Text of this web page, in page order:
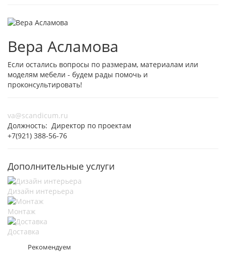
Вера Асламова
Если остались вопросы по размерам, материалам или
моделям мебели - будем рады помочь и
проконсультировать!
va@scandicum.ru
Должность: Директор по проектам
+7(921) 388-56-76
Дополнительные услуги
Дизайн интерьера
Монтаж
Доставка
Рекомендуем